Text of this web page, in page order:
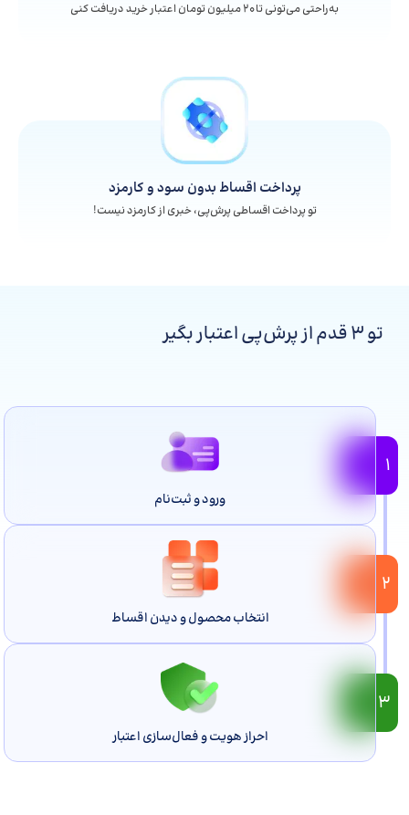
به‌راحتی می‌تونی تا 20 میلیون تومان اعتبار خرید دریافت کنی
پرداخت اقساط بدون سود و کارمزد
تو پرداخت اقساطی پرش‌پی، خبری از کارمزد نیست!
تو ۳ قدم از پرش‌پی اعتبار بگیر
۱
ورود و ثبت‌نام
۲
انتخاب محصول و دیدن اقساط
۳
احراز هویت و فعال‌سازی اعتبار